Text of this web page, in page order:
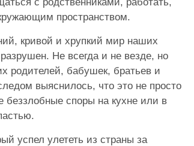
пространством.
кривой и хрупкий мир наших
Не всегда и не везде, но
родителей, бабушек, братьев и
выяснилось, что это не просто
беззлобные споры на кухне или в
успел улететь из страны за